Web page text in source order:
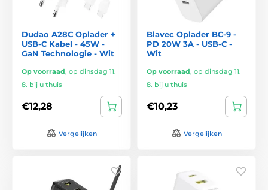
Dudao A28C Oplader +
USB-C Kabel - 45W -
GaN Technologie - Wit
Op voorraad, op dinsdag 11.
8. bij u thuis
€12,28
Vergelijken
Blavec Oplader BC-9 -
PD 20W 3A - USB-C -
Wit
Op voorraad, op dinsdag 11.
8. bij u thuis
€10,23
Vergelijken